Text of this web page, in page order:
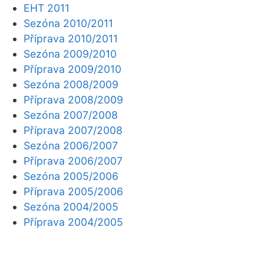
EHT 2011
Sezóna 2010/2011
Příprava 2010/2011
Sezóna 2009/2010
Příprava 2009/2010
Sezóna 2008/2009
Příprava 2008/2009
Sezóna 2007/2008
Příprava 2007/2008
Sezóna 2006/2007
Příprava 2006/2007
Sezóna 2005/2006
Příprava 2005/2006
Sezóna 2004/2005
Příprava 2004/2005